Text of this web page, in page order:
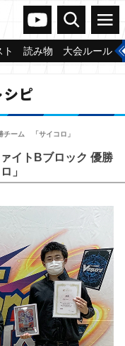
ヴァンガードch
検索 メニュー
ト 読み物 大会ルール
ピ
チーム 「サイコロ」
イトBブロック 優勝
」